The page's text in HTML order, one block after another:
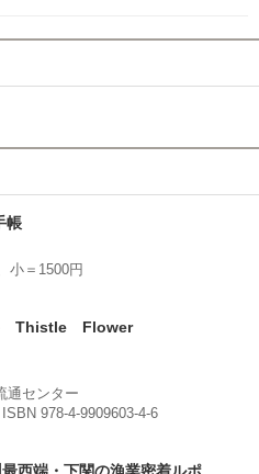
帳
小＝1500円
Thistle Flower
通センター
978-4-9909603-4-6